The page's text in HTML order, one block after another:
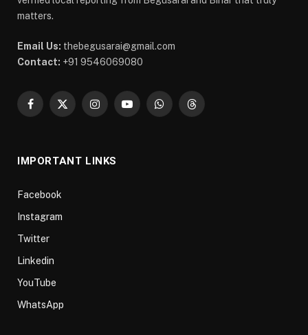
matters.
Email Us: thebegusarai@gmail.com
Contact: +91 9546069080
Facebook
X
InstagramYouTubeWhatsAppThreads
IMPORTANT LINKS
Facebook
Instagram
Twitter
Linkedin
YouTube
WhatsApp